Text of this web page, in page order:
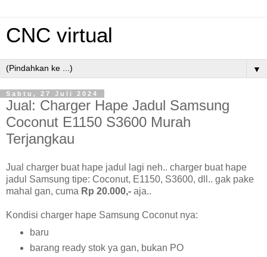
CNC virtual
▼
Sabtu, 27 Juli 2024
Jual: Charger Hape Jadul Samsung
Coconut E1150 S3600 Murah
Terjangkau
Jual charger buat hape jadul lagi neh.. charger buat hape
jadul Samsung tipe: Coconut, E1150, S3600, dll.. gak pake
mahal gan, cuma Rp 20.000,- aja..
Kondisi charger hape Samsung Coconut nya:
baru
barang ready stok ya gan, bukan PO